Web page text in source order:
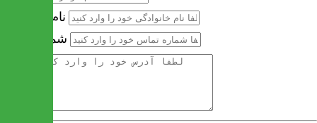
نام خانوادگی
شماره تماس